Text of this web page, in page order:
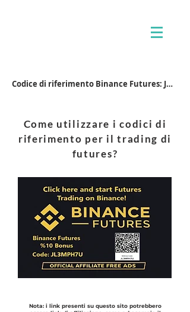
Codice di riferimento Binance Futures: JL3MPH7U
Come utilizzare i codici di
riferimento per il trading di
futures?
Nota: i link presenti su questo sito potrebbero